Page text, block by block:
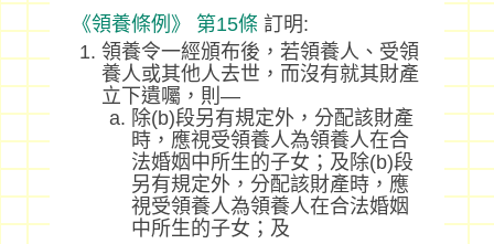
《領養條例》 第15條 訂明:
領養令一經頒布後，若領養人、受領
養人或其他人去世，而沒有就其財產
立下遺囑，則—
除(b)段另有規定外，分配該財產
時，應視受領養人為領養人在合
法婚姻中所生的子女；及除(b)段
另有規定外，分配該財產時，應
視受領養人為領養人在合法婚姻
中所生的子女；及